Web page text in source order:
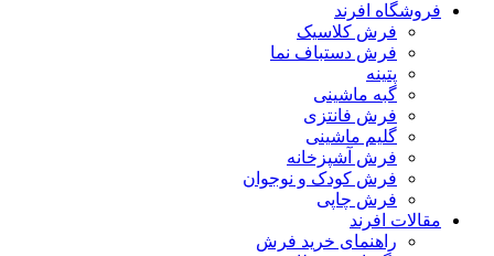
فروشگاه افرند
فرش کلاسیک
فرش دستباف نما
پتینه
گبه ماشینی
فرش فانتزی
گلیم ماشینی
فرش آشپزخانه
فرش کودک و نوجوان
فرش چاپی
مقالات افرند
راهنمای خرید فرش